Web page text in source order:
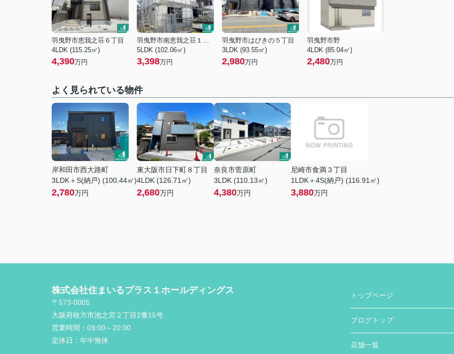
羽曳野市恵我之荘６丁目
4LDK (115.25㎡)
4,390万円
羽曳野市南恵我之荘１丁目
5LDK (102.06㎡)
3,398万円
羽曳野市はびきの５丁目
3LDK (93.55㎡)
2,980万円
羽曳野市野
4LDK (85.04㎡)
2,480万円
よく見られている物件
岸和田市西大路町
3LDK＋S(納戸) (100.44㎡)
2,780万円
東大阪市日下町８丁目
4LDK (126.71㎡)
2,680万円
奈良市菅原町
3LDK (110.13㎡)
4,380万円
尼崎市食満３丁目
1LDK＋4S(納戸) (116.91㎡)
3,880万円
株式会社住まいるプラス１ホールディングス
〒573-0005
大阪府枚方市池之宮２丁目2番15号
営業時間： 09:00～20:00
定休日： 年中無休
トップページ
ブログトップ
店舗一覧